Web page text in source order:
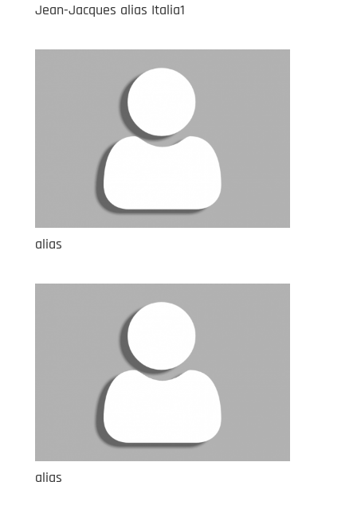
Jean-Jacques alias Italia1
alias
alias